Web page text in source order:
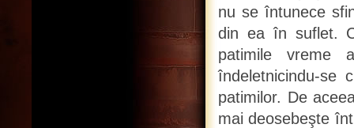
nu se întunece
din ea în suflet.
patimile vreme
îndeletnicindu-se
patimilor. De
mai deosebeşte